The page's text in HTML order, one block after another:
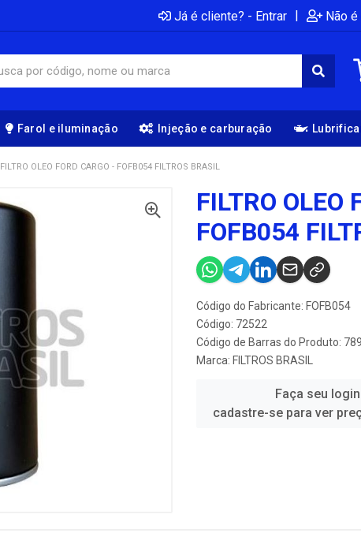
Já é cliente? - Entrar | Não
Farol e iluminação Injeção e carburação
FILTRO OLEO FORD CARGO - FOFB054 FILTROS BRASIL
FILTRO OLEO
FOFB054
Código do Fabricante: FOFB054
Código: 72522
Código de Barras do Produto:
Marca: FILTROS BRASIL
Faça seu
cadastre-se para ver